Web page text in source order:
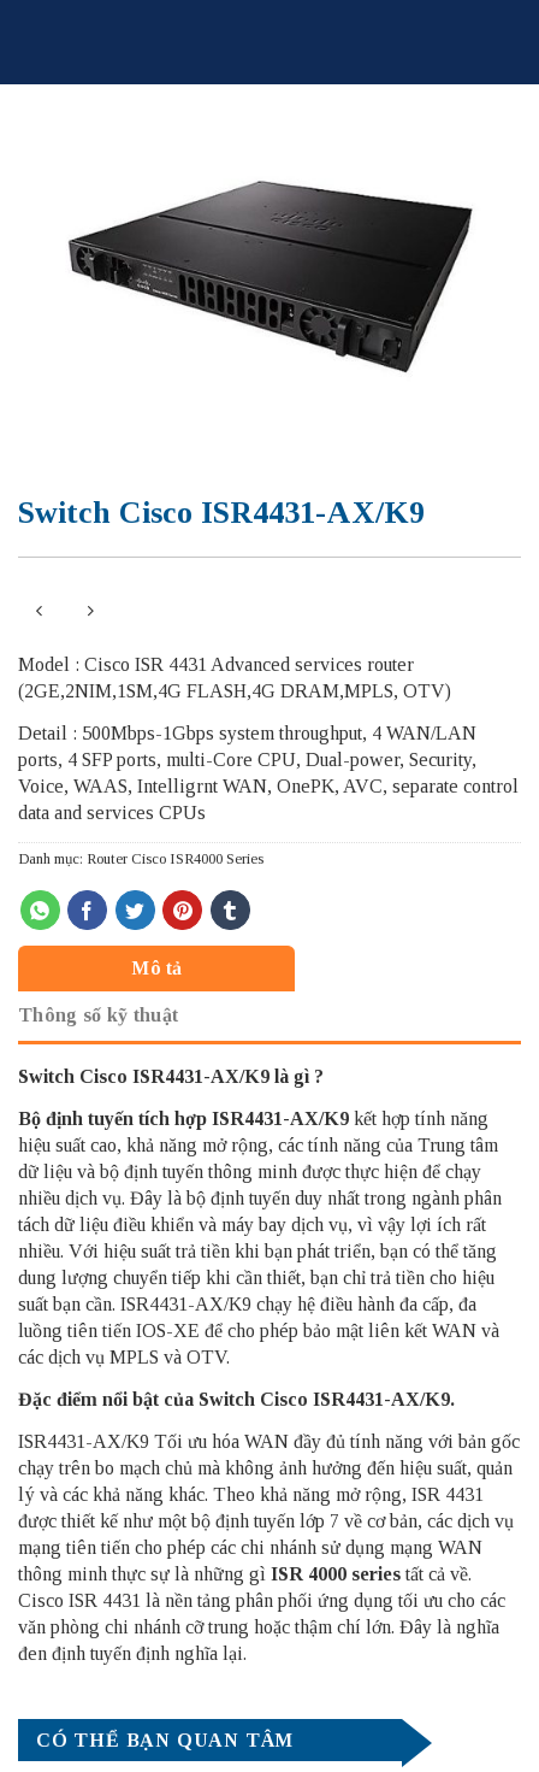
Switch Cisco ISR4431-AX/K9
Model : Cisco ISR 4431 Advanced services router
(2GE,2NIM,1SM,4G FLASH,4G DRAM,MPLS, OTV)
Detail : 500Mbps-1Gbps system throughput, 4 WAN/LAN
ports, 4 SFP ports, multi-Core CPU, Dual-power, Security,
Voice, WAAS, Intelligrnt WAN, OnePK, AVC, separate control
data and services CPUs
Danh mục: Router Cisco ISR4000 Series
Mô tả
Thông số kỹ thuật
Switch Cisco ISR4431-AX/K9 là gì ?
Bộ định tuyến tích hợp ISR4431-AX/K9 kết hợp tính năng
hiệu suất cao, khả năng mở rộng, các tính năng của Trung tâm
dữ liệu và bộ định tuyến thông minh được thực hiện để chạy
nhiều dịch vụ. Đây là bộ định tuyến duy nhất trong ngành phân
tách dữ liệu điều khiển và máy bay dịch vụ, vì vậy lợi ích rất
nhiều. Với hiệu suất trả tiền khi bạn phát triển, bạn có thể tăng
dung lượng chuyển tiếp khi cần thiết, bạn chỉ trả tiền cho hiệu
suất bạn cần. ISR4431-AX/K9 chạy hệ điều hành đa cấp, đa
luồng tiên tiến IOS-XE để cho phép bảo mật liên kết WAN và
các dịch vụ MPLS và OTV.
Đặc điểm nổi bật của Switch Cisco ISR4431-AX/K9.
ISR4431-AX/K9 Tối ưu hóa WAN đầy đủ tính năng với bản gốc
chạy trên bo mạch chủ mà không ảnh hưởng đến hiệu suất, quản
lý và các khả năng khác. Theo khả năng mở rộng, ISR 4431
được thiết kế như một bộ định tuyến lớp 7 về cơ bản, các dịch vụ
mạng tiên tiến cho phép các chi nhánh sử dụng mạng WAN
thông minh thực sự là những gì ISR 4000 seriestất cả về.
Cisco ISR 4431 là nền tảng phân phối ứng dụng tối ưu cho các
văn phòng chi nhánh cỡ trung hoặc thậm chí lớn. Đây là nghĩa
đen định tuyến định nghĩa lại.
CÓ THỂ BẠN QUAN TÂM